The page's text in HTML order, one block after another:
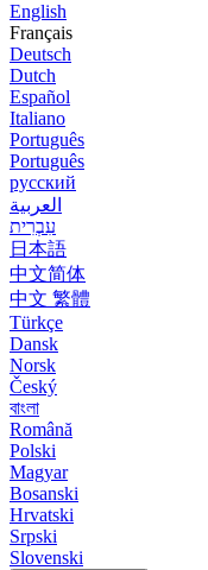
English
Français
Deutsch
Dutch
Español
Italiano
Português
Português
русский
العربية
עִבְרִית
日本語
中文简体
中文 繁體
Türkçe
Dansk
Norsk
Český
বাংলা
Română
Polski
Magyar
Bosanski
Hrvatski
Srpski
Slovenski